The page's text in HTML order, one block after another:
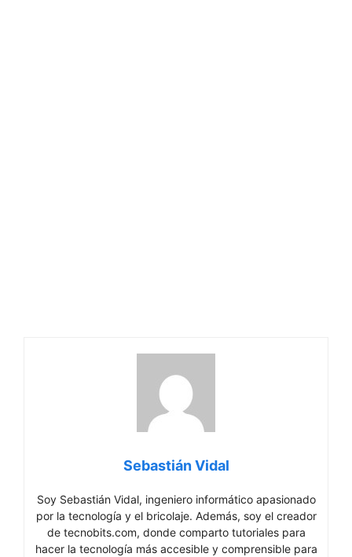
Sebastián Vidal
Soy Sebastián Vidal, ingeniero informático apasionado
por la tecnología y el bricolaje. Además, soy el creador
de tecnobits.com, donde comparto tutoriales para
hacer la tecnología más accesible y comprensible para